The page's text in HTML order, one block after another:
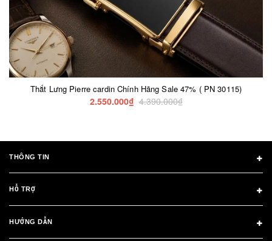
Thắt Lưng Pierre cardin Chính Hãng Sale 47% ( PN 30115)
2.550.000₫ 4.390.000₫
THÔNG TIN
HỖ TRỢ
HƯỚNG DẪN